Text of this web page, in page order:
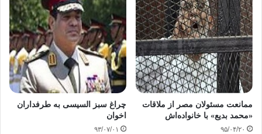
ممانعت مسئولان مصر از ملاقات
«محمد بدیع» با خانواده‌اش
۹۵/۰۴/۲۰
چراغ سبز السیسی به طرفداران
اخوان
۹۳/۰۷/۰۱